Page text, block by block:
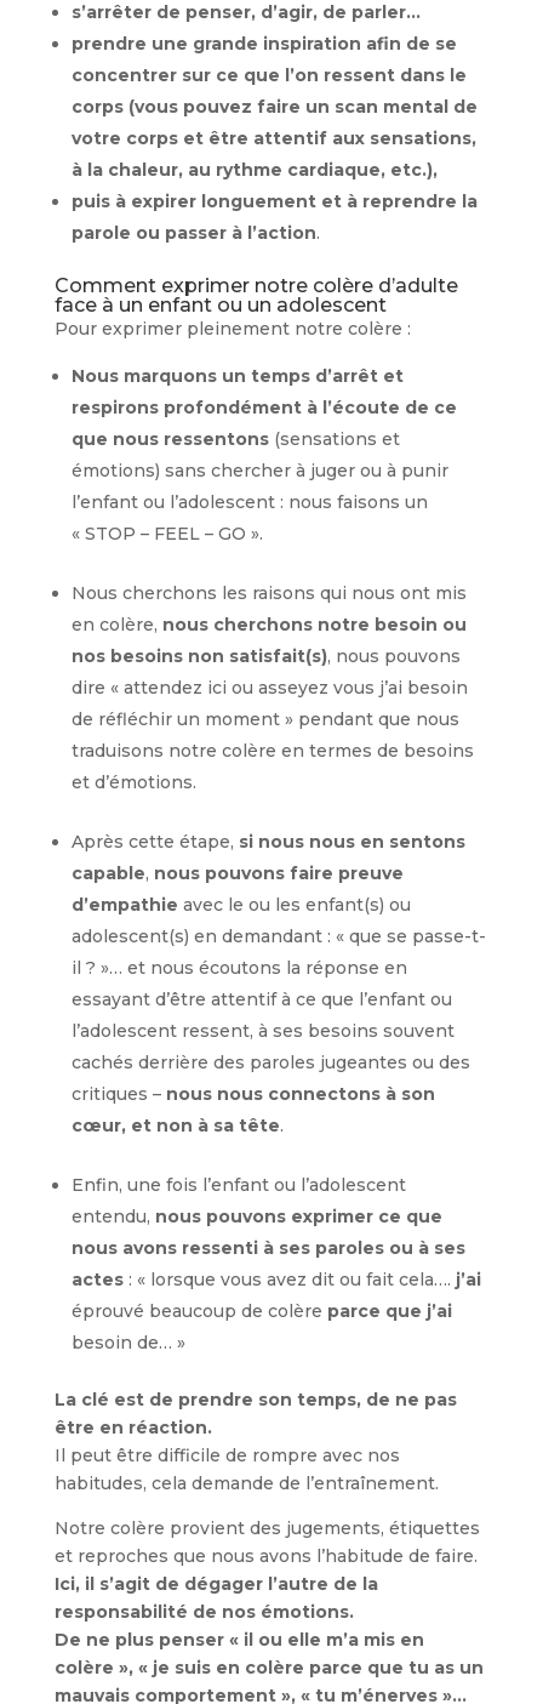
s’arrêter de penser, d’agir, de parler…
prendre une grande inspiration afin de se
concentrer sur ce que l’on ressent dans le
corps (vous pouvez faire un scan mental de
votre corps et être attentif aux sensations,
à la chaleur, au rythme cardiaque, etc.),
puis à expirer longuement et à reprendre la
parole ou passer à l’action.
Comment exprimer notre colère d’adulte
face à un enfant ou un adolescent
Pour exprimer pleinement notre colère :
Nous marquons un temps d’arrêt et
respirons profondément à l’écoute de ce
que nous ressentons(sensations et
émotions) sans chercher à juger ou à punir
l’enfant ou l’adolescent : nous faisons un
« STOP – FEEL – GO ».
Nous cherchons les raisons qui nous ont mis
en colère, nous cherchons notre besoin ou
nos besoins non satisfait(s), nous pouvons
dire « attendez ici ou asseyez vous j’ai besoin
de réfléchir un moment » pendant que nous
traduisons notre colère en termes de besoins
et d’émotions.
Après cette étape, si nous nous en sentons
capable, nous pouvons faire preuve
d’empathie avec le ou les enfant(s) ou
adolescent(s) en demandant : « que se passe-t-
il ? »… et nous écoutons la réponse en
essayant d’être attentif à ce que l’enfant ou
l’adolescent ressent, à ses besoins souvent
cachés derrière des paroles jugeantes ou des
critiques –nous nous connectons à son
cœur, et non à sa tête.
Enfin, une fois l’enfant ou l’adolescent
entendu, nous pouvons exprimer ce que
nous avons ressenti à ses paroles ou à ses
actes: « lorsque vous avez dit ou fait cela…. j’ai
éprouvé beaucoup de colère parce que j’ai
besoin de… »
La clé est de prendre son temps, de ne pas
être en réaction.
Il peut être difficile de rompre avec nos
habitudes, cela demande de l’entraînement.
Notre colère provient des jugements, étiquettes
et reproches que nous avons l’habitude de faire.
Ici, il s’agit de dégager l’autre de la
responsabilité de nos émotions.
De ne plus penser « il ou elle m’a mis en
colère », « je suis en colère parce que tu as un
mauvais comportement », « tu m’énerves »…